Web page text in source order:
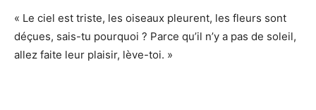
« Le ciel est triste, les oiseaux pleurent, les fleurs sont
déçues, sais-tu pourquoi ? Parce qu’il n’y a pas de soleil,
allez faite leur plaisir, lève-toi. »